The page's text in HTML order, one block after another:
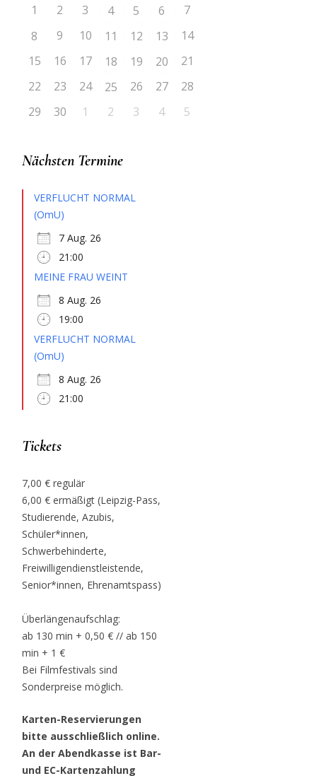
1 2 3 4 5 6
7
8
9 10 11 12 13
14
15
16 17 18 19 20
21
22
23 24 25 26 27
28
29
30 1 2 3 4 5
Nächsten Termine
VERFLUCHT NORMAL
(OmU)
7 Aug. 26
21:00
MEINE FRAU WEINT
8 Aug. 26
19:00
VERFLUCHT NORMAL
(OmU)
8 Aug. 26
21:00
Tickets
7,00 € regulär
6,00 € ermäßigt (Leipzig-Pass,
Studierende, Azubis,
Schüler*innen,
Schwerbehinderte,
Freiwilligendienstleistende,
Senior*innen, Ehrenamtspass)
Überlängenaufschlag:
ab 130 min + 0,50 € // ab 150
min + 1 €
Bei Filmfestivals sind
Sonderpreise möglich.
Karten-Reservierungen
bitte ausschließlich online.
An der Abendkasse ist Bar-
und EC-Kartenzahlung